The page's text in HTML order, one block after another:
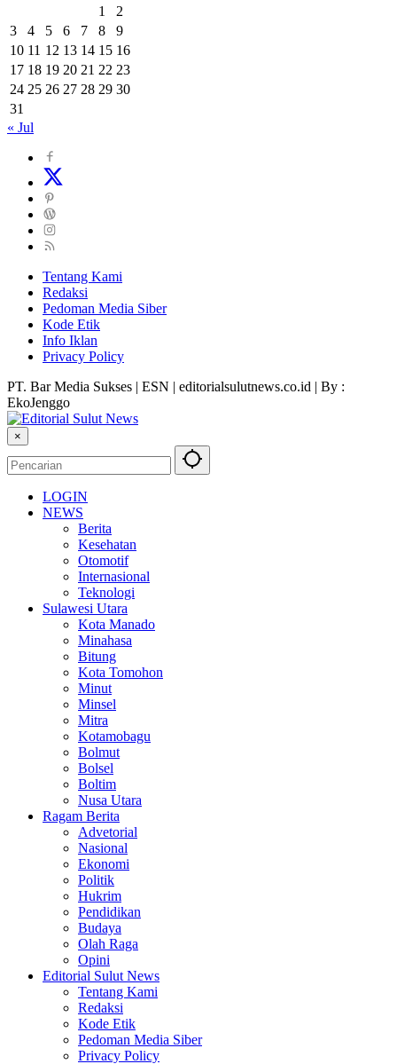
1
2
3
4 5 6 7 8
9
10 11 12 13 14 15 16
17 18 19 20 21 22 23
24 25 26 27 28 29 30
31
« Jul
Tentang Kami
Redaksi
Pedoman Media Siber
Kode Etik
Info Iklan
Privacy Policy
PT. Bar Media Sukses | ESN | editorialsulutnews.co.id | By :
EkoJenggo
×
LOGIN
NEWS
Berita
Kesehatan
Otomotif
Internasional
Teknologi
Sulawesi Utara
Kota Manado
Minahasa
Bitung
Kota Tomohon
Minut
Minsel
Mitra
Kotamobagu
Bolmut
Bolsel
Boltim
Nusa Utara
Ragam Berita
Advetorial
Nasional
Ekonomi
Politik
Hukrim
Pendidikan
Budaya
Olah Raga
Opini
Editorial Sulut News
Tentang Kami
Redaksi
Kode Etik
Pedoman Media Siber
Privacy Policy